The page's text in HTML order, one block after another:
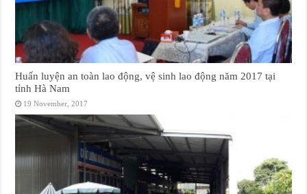
Huấn luyện an toàn lao động, vệ sinh lao động năm 2017 tại
tỉnh Hà Nam
19 November, 2017